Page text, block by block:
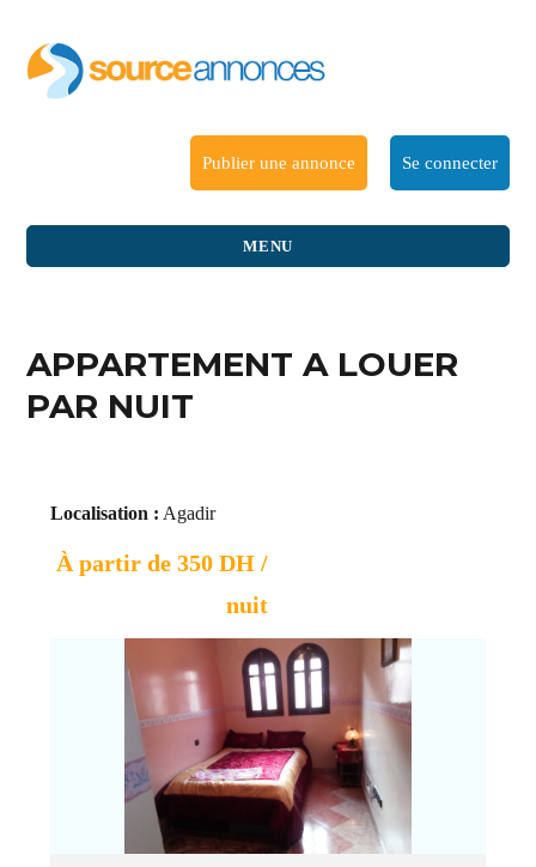
Publier une annonce Se connecter
MENU
APPARTEMENT A LOUER
PAR NUIT
Localisation : Agadir
À partir de 350 DH /
nuit